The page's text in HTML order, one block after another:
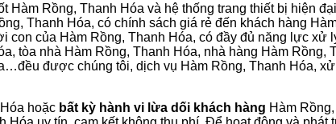
Hàm Rồng, Thanh Hóa và hệ thống trang thiết bị hiện
Thanh Hóa, có chính sách giá rẻ đến khách hàng
của Hàm Rồng, Thanh Hóa, có đầy đủ năng lực xử
tòa nhà Hàm Rồng, Thanh Hóa, nhà hàng Hàm Rồng,
được chúng tôi, dịch vụ Hàm Rồng, Thanh Hóa,
hoặc bất kỳ hành vi lừa dối khách hàng Hàm